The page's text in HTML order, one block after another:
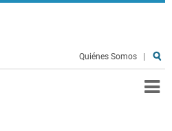
Quiénes Somos